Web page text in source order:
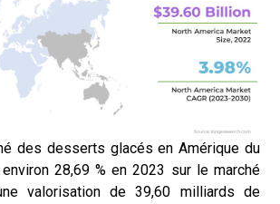
des desserts glacés en Amérique du
28,69 % en 2023 sur le marché
valorisation de 39,60 milliards de